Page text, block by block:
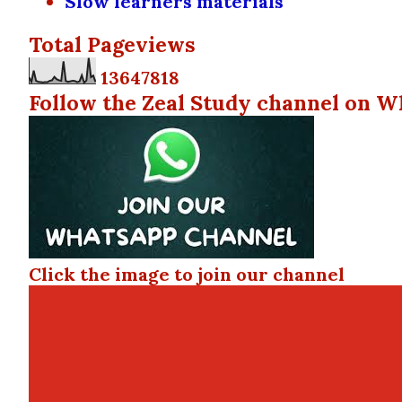
Total Pageviews
13647818
Follow the Zeal Study channel on
Click the image to join our channel